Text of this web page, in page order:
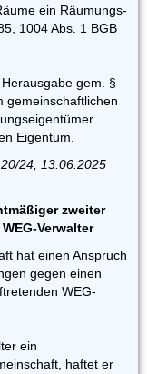
ein Räumungs-
1004 Abs. 1 BGB
gem. §
gemeinschaftlichen
Eigentum.
24, 13.06.2025
zweiter
Verwalter
hat einen Anspruch
gegen einen
WEG-
ein
haftet er